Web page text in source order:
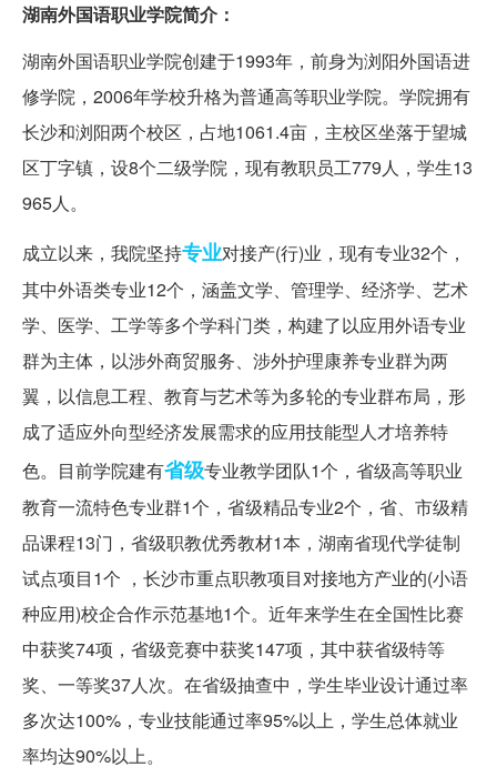
湖南外国语职业学院简介：
湖南外国语职业学院创建于1993年，前身为浏阳外国语进
修学院，2006年学校升格为普通高等职业学院。学院拥有
长沙和浏阳两个校区，占地1061.4亩，主校区坐落于望城
区丁字镇，设8个二级学院，现有教职员工779人，学生13
965人。
成立以来，我院坚持专业对接产(行)业，现有专业32个，
其中外语类专业12个，涵盖文学、管理学、经济学、艺术
学、医学、工学等多个学科门类，构建了以应用外语专业
群为主体，以涉外商贸服务、涉外护理康养专业群为两
翼，以信息工程、教育与艺术等为多轮的专业群布局，形
成了适应外向型经济发展需求的应用技能型人才培养特
色。目前学院建有省级专业教学团队1个，省级高等职业
教育一流特色专业群1个，省级精品专业2个，省、市级精
品课程13门，省级职教优秀教材1本，湖南省现代学徒制
试点项目1个 ，长沙市重点职教项目对接地方产业的(小语
种应用)校企合作示范基地1个。近年来学生在全国性比赛
中获奖74项，省级竞赛中获奖147项，其中获省级特等
奖、一等奖37人次。在省级抽查中，学生毕业设计通过率
多次达100%，专业技能通过率95%以上，学生总体就业
率均达90%以上。